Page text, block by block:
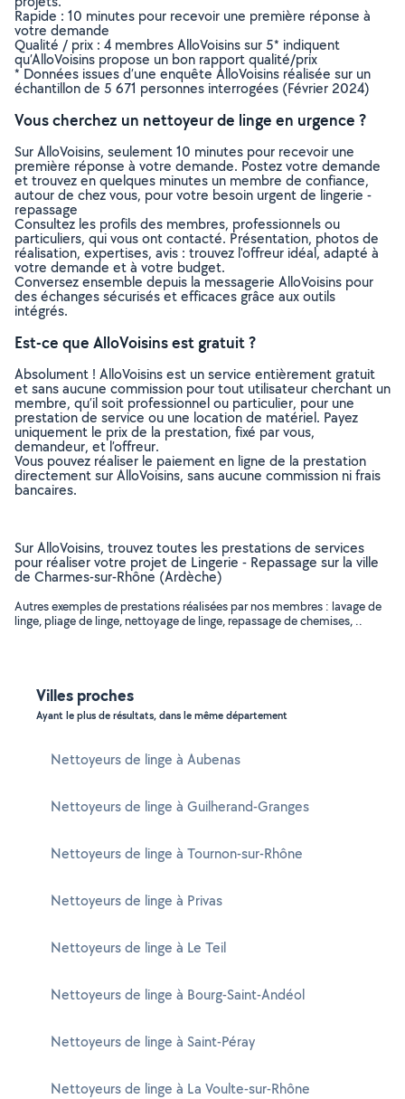
Rapide : 10 minutes pour recevoir une première réponse à
votre demande
Qualité / prix : 4 membres AlloVoisins sur 5* indiquent
qu’AlloVoisins propose un bon rapport qualité/prix
* Données issues d’une enquête AlloVoisins réalisée sur un
échantillon de 5 671 personnes interrogées (Février 2024)
Vous cherchez un nettoyeur de linge en urgence ?
Sur AlloVoisins, seulement 10 minutes pour recevoir une
première réponse à votre demande. Postez votre demande
et trouvez en quelques minutes un membre de confiance,
autour de chez vous, pour votre besoin urgent de lingerie -
repassage
Consultez les profils des membres, professionnels ou
particuliers, qui vous ont contacté. Présentation, photos de
réalisation, expertises, avis : trouvez l'offreur idéal, adapté à
votre demande et à votre budget.
Conversez ensemble depuis la messagerie AlloVoisins pour
des échanges sécurisés et efficaces grâce aux outils
intégrés.
Est-ce que AlloVoisins est gratuit ?
Absolument ! AlloVoisins est un service entièrement gratuit
et sans aucune commission pour tout utilisateur cherchant un
membre, qu’il soit professionnel ou particulier, pour une
prestation de service ou une location de matériel. Payez
uniquement le prix de la prestation, fixé par vous,
demandeur, et l’offreur.
Vous pouvez réaliser le paiement en ligne de la prestation
directement sur AlloVoisins, sans aucune commission ni frais
bancaires.
Sur AlloVoisins, trouvez toutes les prestations de services
pour réaliser votre projet de Lingerie - Repassage sur la ville
de Charmes-sur-Rhône (Ardèche)
Autres exemples de prestations réalisées par nos membres : lavage de
linge, pliage de linge, nettoyage de linge, repassage de chemises, ..
Villes proches
Ayant le plus de résultats, dans le même département
Nettoyeurs de linge à Aubenas
Nettoyeurs de linge à Guilherand-Granges
Nettoyeurs de linge à Tournon-sur-Rhône
Nettoyeurs de linge à Privas
Nettoyeurs de linge à Le Teil
Nettoyeurs de linge à Bourg-Saint-Andéol
Nettoyeurs de linge à Saint-Péray
Nettoyeurs de linge à La Voulte-sur-Rhône